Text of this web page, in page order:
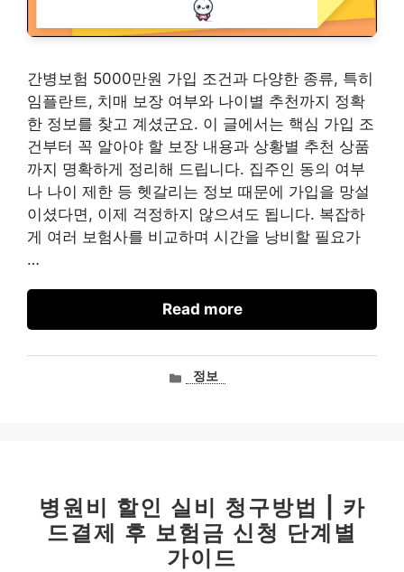
간병보험 5000만원 가입 조건과 다양한 종류, 특히
임플란트, 치매 보장 여부와 나이별 추천까지 정확
한 정보를 찾고 계셨군요. 이 글에서는 핵심 가입 조
건부터 꼭 알아야 할 보장 내용과 상황별 추천 상품
까지 명확하게 정리해 드립니다. 집주인 동의 여부
나 나이 제한 등 헷갈리는 정보 때문에 가입을 망설
이셨다면, 이제 걱정하지 않으셔도 됩니다. 복잡하
게 여러 보험사를 비교하며 시간을 낭비할 필요가
…
Read more
카정보
병원비 할인 실비 청구방법 | 카
드결제 후 보험금 신청 단계별
가이드